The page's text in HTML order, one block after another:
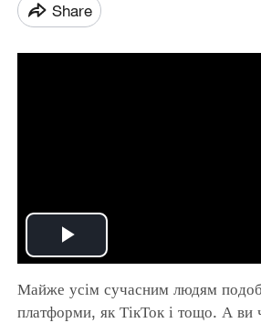
Share
Play
Video
Майже усім сучасним людям
платформи, як ТікТок і тощо. А ви